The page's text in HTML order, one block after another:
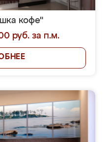
кофе"
руб. за п.м.